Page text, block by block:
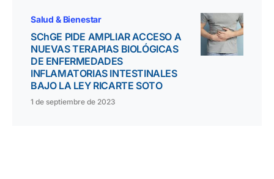
Salud & Bienestar
SChGE PIDE AMPLIAR ACCESO A
NUEVAS TERAPIAS BIOLÓGICAS
DE ENFERMEDADES
INFLAMATORIAS INTESTINALES
BAJO LA LEY RICARTE SOTO
1 de septiembre de 2023